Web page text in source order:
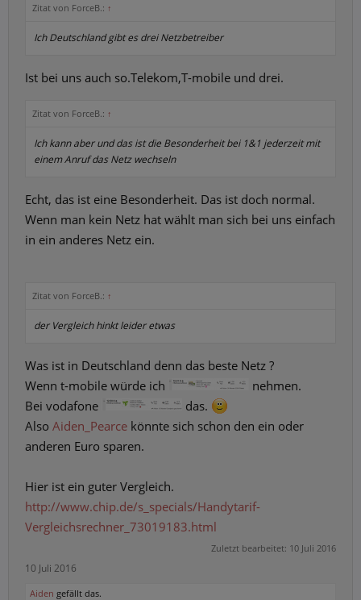
Zitat von ForceB.: ↑
Ich Deutschland gibt es drei Netzbetreiber
Ist bei uns auch so.Telekom,T-mobile und drei.
Zitat von ForceB.: ↑
Ich kann aber und das ist die Besonderheit bei 1&1 jederzeit mit
einem Anruf das Netz wechseln
Echt, das ist eine Besonderheit. Das ist doch normal.
Wenn man kein Netz hat wählt man sich bei uns einfach
in ein anderes Netz ein.
Zitat von ForceB.: ↑
der Vergleich hinkt leider etwas
Was ist in Deutschland denn das beste Netz ?
Wenn t-mobile würde ich
nehmen.
Bei vodafone
das.
Also Aiden_Pearce könnte sich schon den ein oder
anderen Euro sparen.
Hier ist ein guter Vergleich.
http://www.chip.de/s_specials/Handytarif-
Vergleichsrechner_73019183.html
Zuletzt bearbeitet: 10 Juli 2016
10 Juli 2016
Aiden gefällt das.